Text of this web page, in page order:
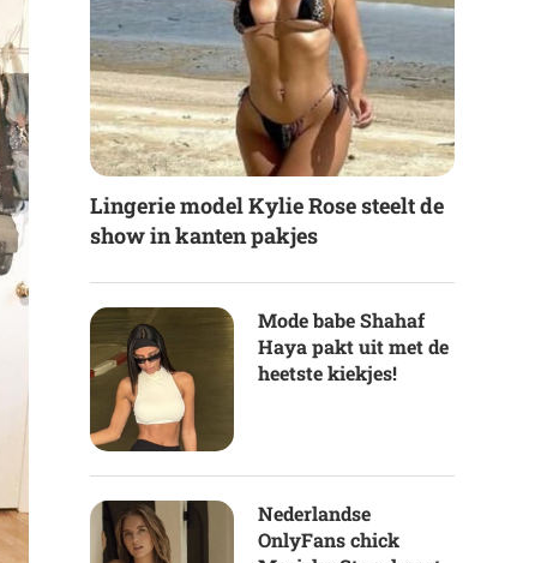
Lingerie model Kylie Rose steelt de
show in kanten pakjes
Mode babe Shahaf
Haya pakt uit met de
heetste kiekjes!
Nederlandse
OnlyFans chick